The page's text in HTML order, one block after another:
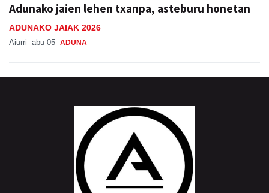
Adunako jaien lehen txanpa, asteburu honetan
ADUNAKO JAIAK 2026
Aiurri abu 05 ADUNA